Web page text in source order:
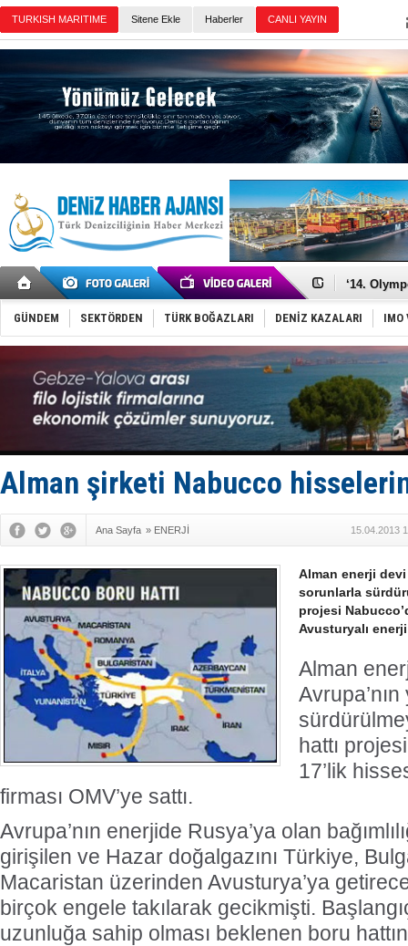
TURKISH MARITIME Sitene Ekle Haberler CANLI YAYIN
Denizcilik
‘14.
Taksi
TÜRKLİM
SOCAR da
D-Marin,
Van’da
TAYK -
GÜNDEM SEKTÖRDEN TÜRK BOĞAZLARI DENİZ KAZALARI IMO
Alman şirketi Nabucco
Ana Sayfa » ENERJİ 15.04.2013
Alman enerji devi
sorunlarla
projesi
Avusturyalı enerji
Alman
hattı
17’lik
firması OMV’ye sattı.
Avrupa’nın enerjide Rusya’ya olan
girişilen ve Hazar doğalgazını Türkiye,
Macaristan üzerinden Avusturya’ya
birçok engele takılarak gecikmişti.
uzunluğa sahip olması beklenen boru